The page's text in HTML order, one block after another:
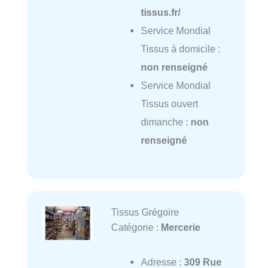
tissus.fr/
Service Mondial
Tissus à domicile :
non renseigné
Service Mondial
Tissus ouvert
dimanche : non
renseigné
Tissus Grégoire
Catégorie : Mercerie
Adresse : 309 Rue